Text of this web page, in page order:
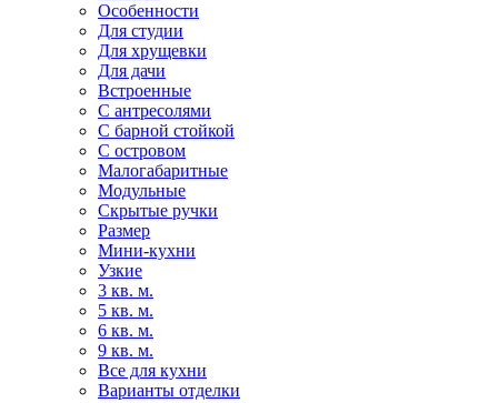
Особенности
Для студии
Для хрущевки
Для дачи
Встроенные
С антресолями
С барной стойкой
С островом
Малогабаритные
Модульные
Скрытые ручки
Размер
Мини-кухни
Узкие
3 кв. м.
5 кв. м.
6 кв. м.
9 кв. м.
Все для кухни
Варианты отделки